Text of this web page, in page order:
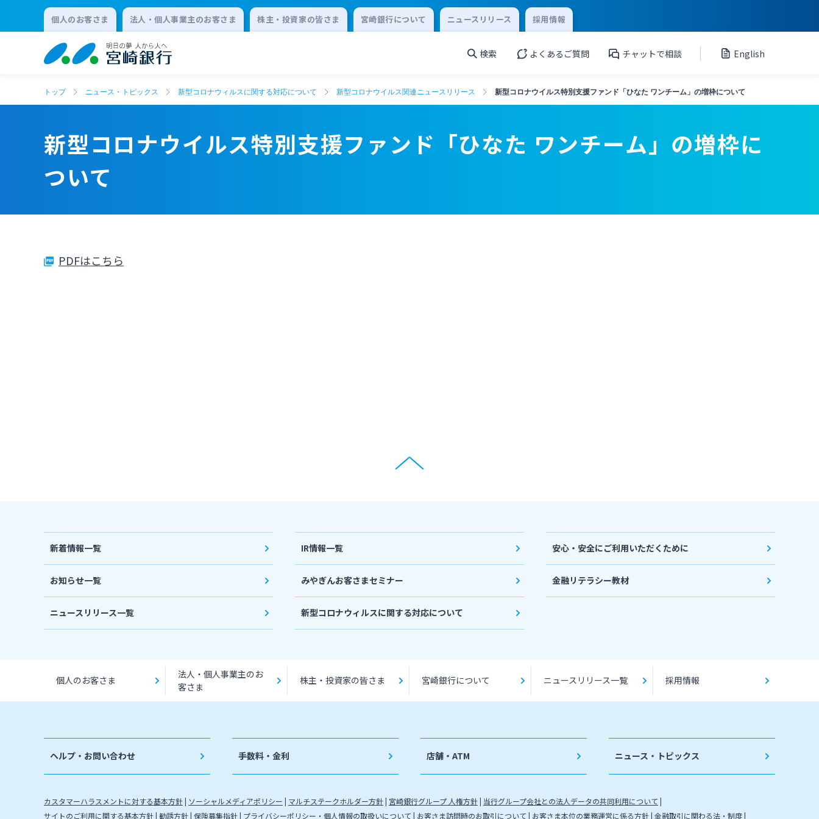
個人のお客さま 法人・個人事業主のお客さま 株主・投資家の皆さま 宮崎銀行について ニュースリリース 採用情報
検索 よくあるご質問 チャットで相談 English
トップ ニュース・トピックス 新型コロナウィルスに関する対応について 新型コロナウイルス関連ニュースリリース 新型コロナウイルス特別支援ファンド「ひなた ワンチーム」の増枠について
新型コロナウイルス特別支援ファンド「ひなた ワンチーム」の増枠に
ついて
PDFはこちら
新着情報一覧
お知らせ一覧
ニュースリリース一覧
IR情報一覧
みやぎんお客さまセミナー
新型コロナウィルスに関する対応について
安心・安全にご利用いただくために
金融リテラシー教材
個人のお客さま
法人・個人事業主のお
客さま
株主・投資家の皆さま 宮崎銀行について ニュースリリース一覧 採用情報
ヘルプ・お問い合わせ 手数料・金利 店舗・ATM ニュース・トピックス
カスタマーハラスメントに対する基本方針 ソーシャルメディアポリシー マルチステークホルダー方針 宮崎銀行グループ 人権方針 当行グループ会社との法人データの共同利用について
サイトのご利用に関する基本方針 勧誘方針 保険募集指針 プライバシーポリシー・個人情報の取扱いについて お客さま訪問時のお取引について お客さま本位の業務運営に係る方針 金融取引に関わる法・制度